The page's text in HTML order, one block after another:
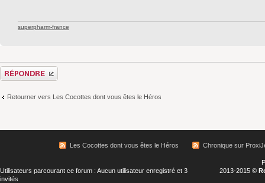
superpharm-france
Répondre
Retourner vers Les Cocottes dont vous êtes le Héros
Les Cocottes dont vous êtes le Héros Chronique sur
Utilisateurs parcourant ce forum : Aucun utilisateur enregistré et 3
invités
2013-2015 ©